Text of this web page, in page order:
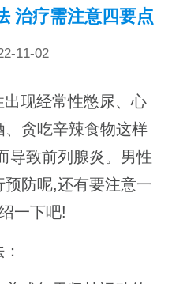
治疗需注意四要点
11-02
现经常性憋尿、心
贪吃辛辣食物这样
导致前列腺炎。男性
防呢,还有要注意一
一下吧!